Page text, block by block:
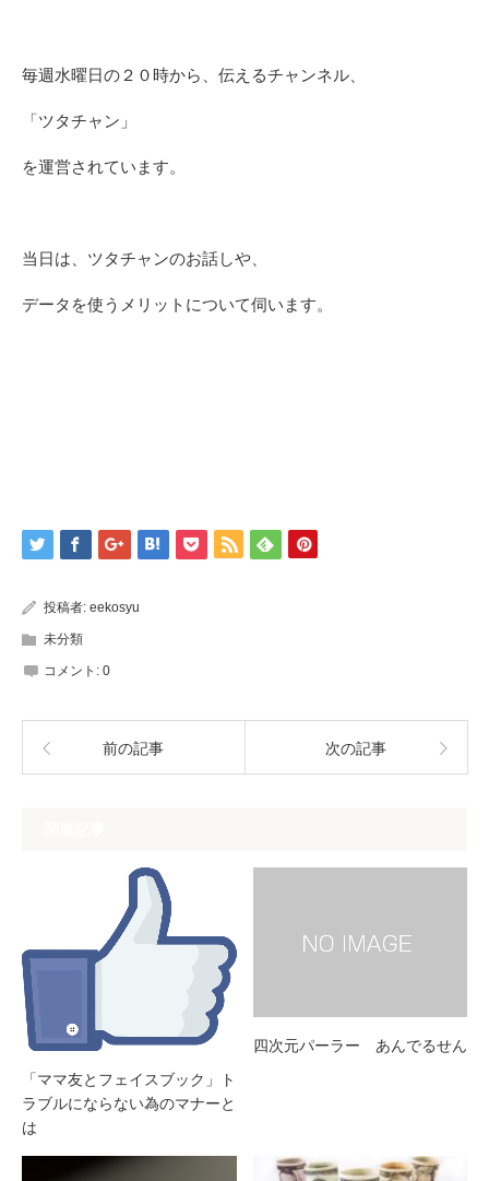
毎週水曜日の２０時から、伝えるチャンネル、
「ツタチャン」
を運営されています。
当日は、ツタチャンのお話しや、
データを使うメリットについて伺います。
投稿者: eekosyu
未分類
コメント: 0
前の記事 次の記事
「ママ友とフェイスブック」ト
ラブルにならない為のマナーと
は
四次元パーラー あんでるせん